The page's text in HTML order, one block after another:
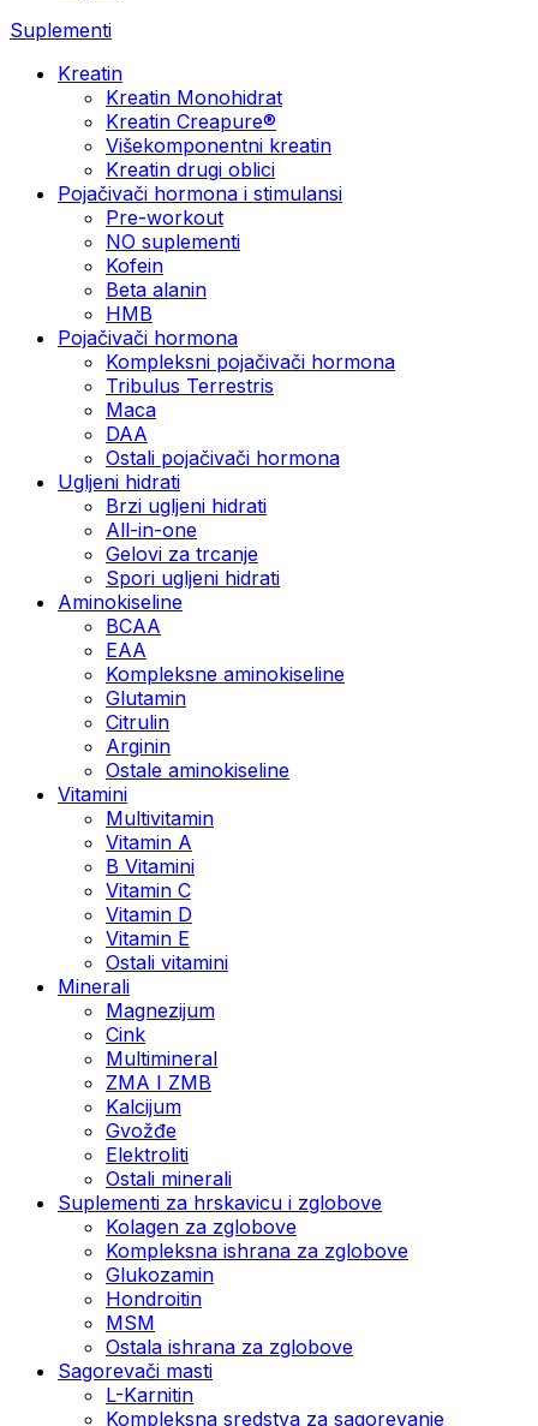
Suplementi
Kreatin
Kreatin Monohidrat
Kreatin Creapure®
Višekomponentni kreatin
Kreatin drugi oblici
Pojačivači hormona i stimulansi
Pre-workout
NO suplementi
Kofein
Beta alanin
HMB
Pojačivači hormona
Kompleksni pojačivači hormona
Tribulus Terrestris
Maca
DAA
Ostali pojačivači hormona
Ugljeni hidrati
Brzi ugljeni hidrati
All-in-one
Gelovi za trcanje
Spori ugljeni hidrati
Aminokiseline
BCAA
ЕАА
Kompleksne aminokiseline
Glutamin
Citrulin
Arginin
Ostale aminokiseline
Vitamini
Multivitamin
Vitamin A
B Vitamini
Vitamin C
Vitamin D
Vitamin E
Ostali vitamini
Minerali
Magnezijum
Cink
Multimineral
ZMA I ZMB
Kalcijum
Gvožđe
Elektroliti
Ostali minerali
Suplementi za hrskavicu i zglobove
Kolagen za zglobove
Kompleksna ishrana za zglobove
Glukozamin
Hondroitin
MSM
Ostala ishrana za zglobove
Sagorevači masti
L-Karnitin
Kompleksna sredstva za sagorevanje